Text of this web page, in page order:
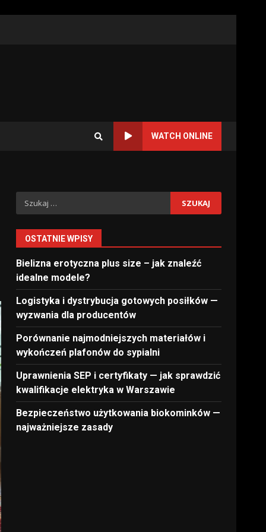
WATCH ONLINE
Szukaj:
OSTATNIE WPISY
Bielizna erotyczna plus size – jak znaleźć
idealne modele?
Logistyka i dystrybucja gotowych posiłków —
wyzwania dla producentów
Porównanie najmodniejszych materiałów i
wykończeń plafonów do sypialni
Uprawnienia SEP i certyfikaty — jak sprawdzić
kwalifikacje elektryka w Warszawie
Bezpieczeństwo użytkowania biokominków —
najważniejsze zasady